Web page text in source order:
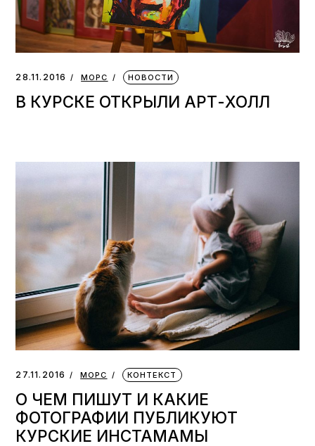
28.11.2016 МОРС НОВОСТИ
В КУРСКЕ ОТКРЫЛИ АРТ-ХОЛЛ
27.11.2016 МОРС КОНТЕКСТ
О ЧЕМ ПИШУТ И КАКИЕ
ФОТОГРАФИИ ПУБЛИКУЮТ
КУРСКИЕ ИНСТАМАМЫ